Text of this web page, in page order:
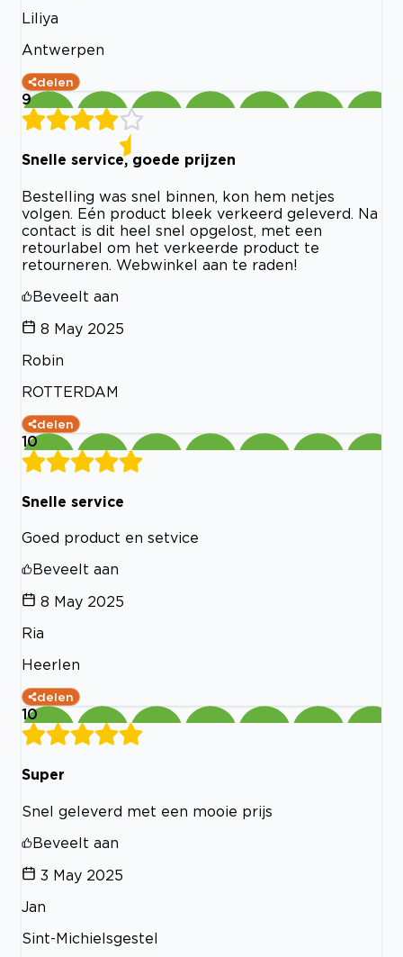
Liliya
Antwerpen
delen
9
Snelle service, goede prijzen
Bestelling was snel binnen, kon hem netjes
volgen. Eén product bleek verkeerd geleverd. Na
contact is dit heel snel opgelost, met een
retourlabel om het verkeerde product te
retourneren. Webwinkel aan te raden!
Beveelt aan
8 May 2025
Robin
ROTTERDAM
delen
10
Snelle service
Goed product en setvice
Beveelt aan
8 May 2025
Ria
Heerlen
delen
10
Super
Snel geleverd met een mooie prijs
Beveelt aan
3 May 2025
Jan
Sint-Michielsgestel